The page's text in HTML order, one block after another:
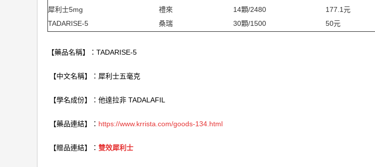
犀利士5mg
禮來 14顆/2480 177.1元
TADARISE-5
桑瑞 30顆/1500 50元
【藥品名稱】：TADARISE-5
【中文名稱】：犀利士五毫克
【學名成份】：他達拉非 TADALAFIL
【藥品連結】： https://www.krrista.com/goods-134.html
【贈品連結】： 雙效犀利士